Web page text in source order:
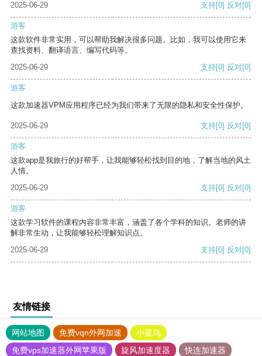
2025-06-29 支持[0] 反对[0]
游客
这款软件非常实用，可以帮助我解决很多问题。比如，我可以使用它来
查找资料、翻译语言、编写代码等。
2025-06-29
支持[0] 反对[0]
游客
这款加速器VPM应用程序已经为我们带来了无限的隐私和安全性保护。
2025-06-29 支持[0] 反对[0]
游客
这款app是我旅行的好帮手，让我能够轻松找到目的地，了解当地的风土
人情。
2025-06-29
支持[0] 反对[0]
游客
这款学习软件的课程内容非常丰富，涵盖了各个学科的知识。老师的讲
解非常生动，让我能够轻松理解知识点。
2025-06-29
支持[0] 反对[0]
友情链接
网站地图 免费vqn外网加速
小蓝鸟
免费vps加速器外网苹果版
旋风加速度器
快连加速器